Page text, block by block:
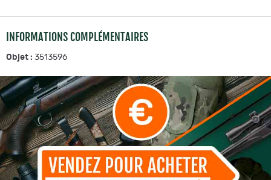
INFORMATIONS COMPLÉMENTAIRES
Objet : 3513596